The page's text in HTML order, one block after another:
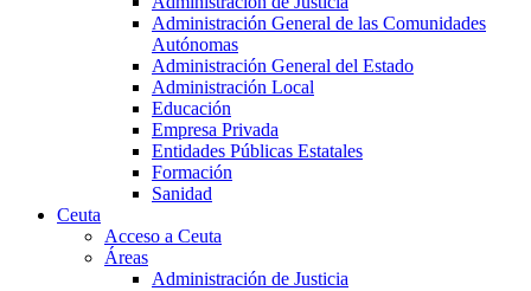
Administración General de las Comunidades
Autónomas
Administración General del Estado
Administración Local
Educación
Empresa Privada
Entidades Públicas Estatales
Formación
Sanidad
Ceuta
Acceso a Ceuta
Áreas
Administración de Justicia